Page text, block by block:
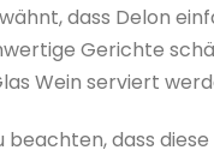
dass Delon
Gerichte
Wein serviert
beachten, dass diese